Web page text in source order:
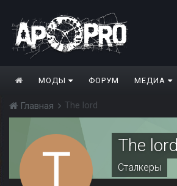
МОДЫ ФОРУМ МЕДИА
Главная The lord
The lord
Сталкеры